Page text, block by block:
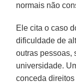
normais não
Ele cita o caso
dificuldade de
outras pessoas,
universidade.
conceda